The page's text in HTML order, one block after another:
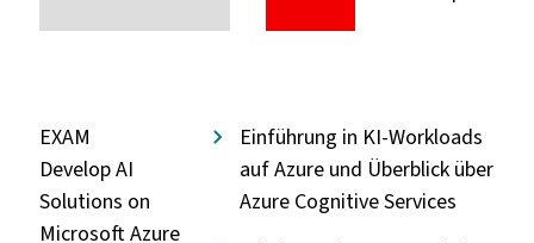
EXAM
Develop AI
Solutions on
Microsoft Azure
Einführung in KI-Workloads
auf Azure und Überblick über
Azure Cognitive Services